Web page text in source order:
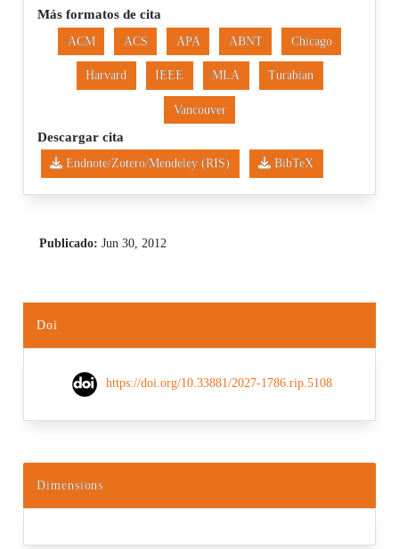
Más formatos de cita
ACM ACS APA ABNT Chicago
Harvard IEEE MLA Turabian
Vancouver
Descargar cita
Endnote/Zotero/Mendeley (RIS) BibTeX
Publicado: Jun 30, 2012
Doi
https://doi.org/10.33881/2027-1786.rip.5108
Dimensions